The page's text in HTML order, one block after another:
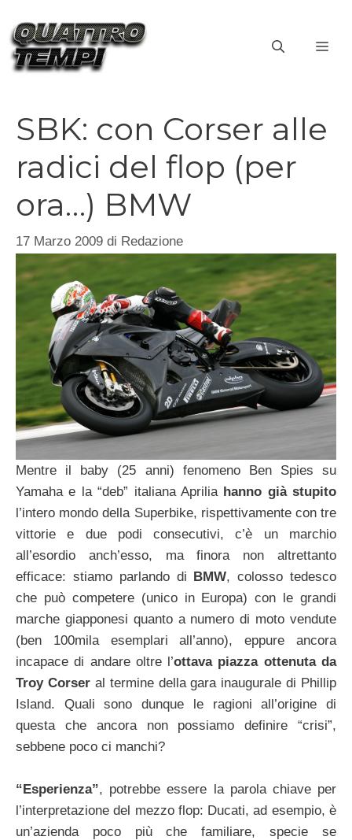
contenuto
SBK: con Corser alle
radici del flop (per
ora…) BMW
17 Marzo 2009 di Redazione
Mentre il baby (25 anni) fenomeno Ben Spies su
Yamaha e la “deb” italiana Aprilia hanno già stupito
l’intero mondo della Superbike, rispettivamente con tre
vittorie e due podi consecutivi, c’è un marchio
all’esordio anch’esso, ma finora non altrettanto
efficace: stiamo parlando di BMW, colosso tedesco
che può competere (unico in Europa) con le grandi
marche giapponesi quanto a numero di moto vendute
(ben 100mila esemplari all’anno), eppure ancora
incapace di andare oltre l’ottava piazza ottenuta da
Troy Corseral termine della gara inaugurale di Phillip
Island. Quali sono dunque le ragioni all’origine di
questa che ancora non possiamo definire “crisi”,
sebbene poco ci manchi?
“Esperienza”, potrebbe essere la parola chiave per
l’interpretazione del mezzo flop: Ducati, ad esempio, è
un’azienda poco più che familiare, specie se